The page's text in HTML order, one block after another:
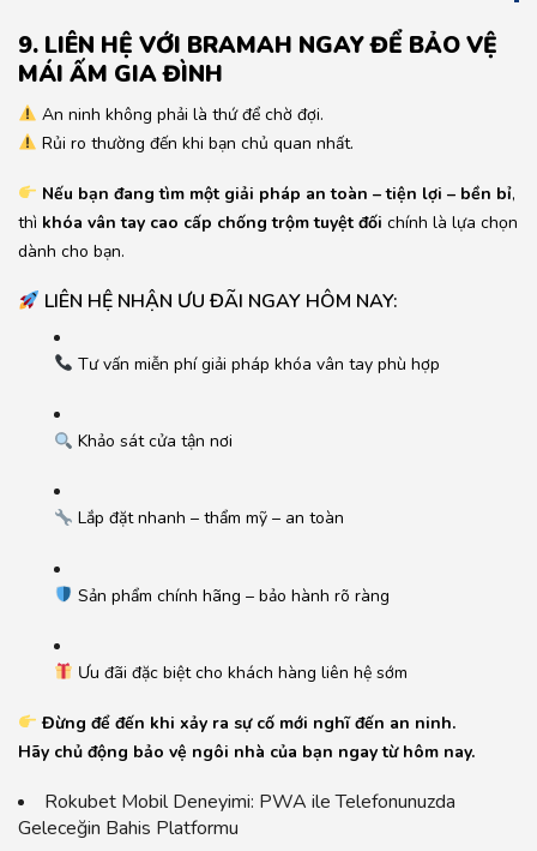
9. LIÊN HỆ VỚI BRAMAH NGAY ĐỂ BẢO VỆ
MÁI ẤM GIA ĐÌNH
An ninh không phải là thứ để chờ đợi.
Rủi ro thường đến khi bạn chủ quan nhất.
Nếu bạn đang tìm một giải pháp an toàn – tiện lợi – bền bỉ,
thì khóa vân tay cao cấp chống trộm tuyệt đối chính là lựa chọn
dành cho bạn.
LIÊN HỆ NHẬN ƯU ĐÃI NGAY HÔM NAY:
Tư vấn miễn phí giải pháp khóa vân tay phù hợp
Khảo sát cửa tận nơi
Lắp đặt nhanh – thẩm mỹ – an toàn
Sản phẩm chính hãng – bảo hành rõ ràng
Ưu đãi đặc biệt cho khách hàng liên hệ sớm
Đừng để đến khi xảy ra sự cố mới nghĩ đến an ninh.
Hãy chủ động bảo vệ ngôi nhà của bạn ngay từ hôm nay.
Rokubet Mobil Deneyimi: PWA ile Telefonunuzda
Geleceğin Bahis Platformu